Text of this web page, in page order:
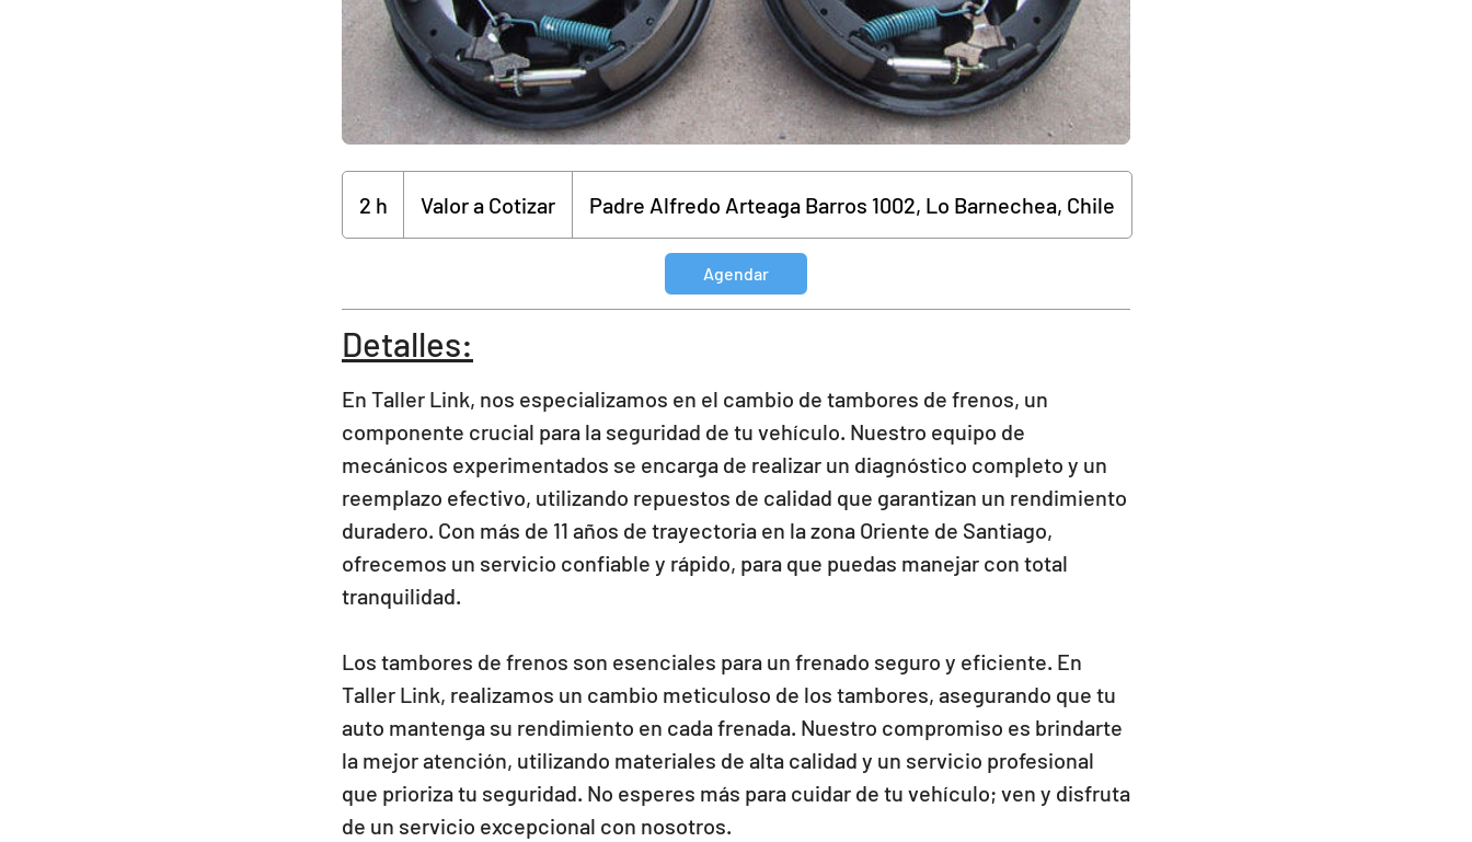
2 h
Cotizar
Valor a Cotizar Padre Alfredo Arteaga Barros 1002, Lo Barnechea, Chile
Agendar
Detalles:
En Taller Link, nos especializamos en el cambio de tambores de frenos, un
componente crucial para la seguridad de tu vehículo. Nuestro equipo de
mecánicos experimentados se encarga de realizar un diagnóstico completo y un
reemplazo efectivo, utilizando repuestos de calidad que garantizan un rendimiento
duradero. Con más de 11 años de trayectoria en la zona Oriente de Santiago,
ofrecemos un servicio confiable y rápido, para que puedas manejar con total
tranquilidad.
Los tambores de frenos son esenciales para un frenado seguro y eficiente. En
Taller Link, realizamos un cambio meticuloso de los tambores, asegurando que tu
auto mantenga su rendimiento en cada frenada. Nuestro compromiso es brindarte
la mejor atención, utilizando materiales de alta calidad y un servicio profesional
que prioriza tu seguridad. No esperes más para cuidar de tu vehículo; ven y disfruta
de un servicio excepcional con nosotros.